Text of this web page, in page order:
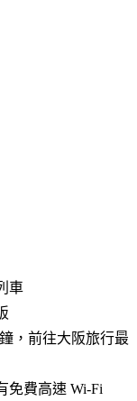
車
，前往大阪旅行最
免費高速 Wi-Fi